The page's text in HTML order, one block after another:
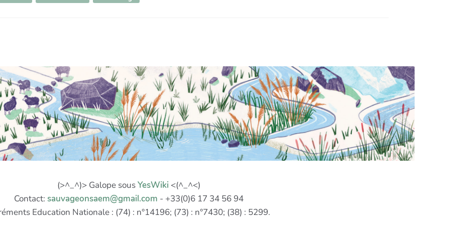
(>^_^)> Galope sousYesWiki <(^_^<)
Contact: sauvageonsaem@gmail.com - +33(0)6 17 34 56 94
Education Nationale : (74) : n°14196; (73) : n°7430; (38) : 5299.